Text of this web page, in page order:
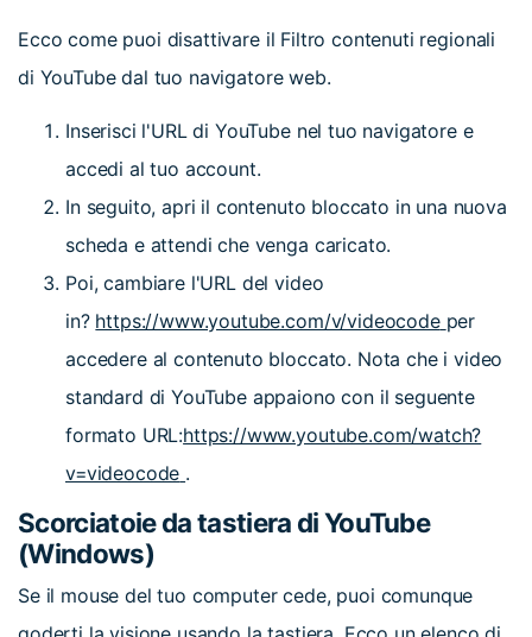
Ecco come puoi disattivare il Filtro contenuti regionali
di YouTube dal tuo navigatore web.
Inserisci l'URL di YouTube nel tuo navigatore e
accedi al tuo account.
In seguito, apri il contenuto bloccato in una nuova
scheda e attendi che venga caricato.
Poi, cambiare l'URL del video
in? https://www.youtube.com/v/videocode per
accedere al contenuto bloccato. Nota che i video
standard di YouTube appaiono con il seguente
formato URL:https://www.youtube.com/watch?
v=videocode .
Scorciatoie da tastiera di YouTube
(Windows)
Se il mouse del tuo computer cede, puoi comunque